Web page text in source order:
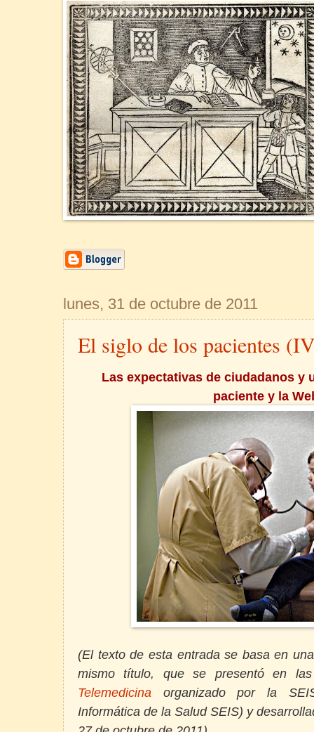
lunes, 31 de octubre de 2011
El siglo de los pacientes
Las expectativas de ciudadanos y
paciente y la
(El texto de esta entrada se basa en
mismo título, que se presentó en
Telemedicina organizado por la
Informática de la Salud SEIS) y